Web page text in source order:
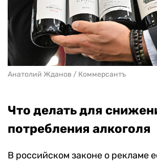
Анатолий Жданов / Коммерсантъ
Что делать для
потребления алкоголя
В российском законе о рекламе